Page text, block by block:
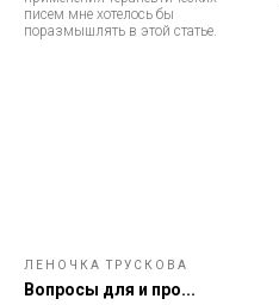
писем мне хотелось бы
поразмышлять в этой статье.
ЛЕНОЧКА ТРУСКОВА
Вопросы для и про...